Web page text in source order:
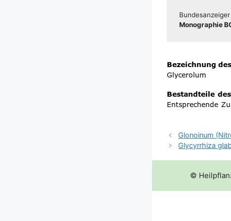
Bun­des­an­zei­ger
Mono­gra­phie
Glonoinum
Glycyrrhiza
©